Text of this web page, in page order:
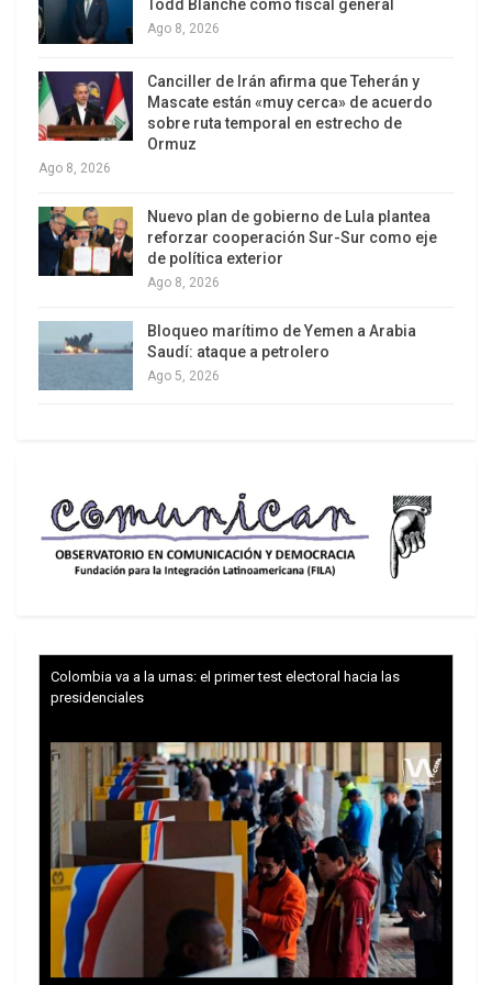
Unidos.
Distinto es Raúl Castro, por todo lo que significa
históricamente para Cuba, que Nicolás Maduro. De
ahí la protección que implementan para
protegerlo.
Mi amigo Abel Prieto es actualmente el presidente
de la Casa de las Américas, fundada
prácticamente en el mismo momento de la
importantes intelectuales latinoamericanos para
juzgar y atribuir los premios de la Casa.
de nosotros guardamos un amor profundo.
La Revolución Cubana fue la revolución de mi
generación. Justo cuando yo completaba 15
años, nos llegaba a Brasil la foto de unos
barbudos, posando como jugadores de fútbol.
Eran los que habían derrotado a un dictador –
Fulgencio Batista– en América Central. El Caribe
no existía todavía para nosotros.
Todd Blanche como fiscal general
Ago 8, 2026
Canciller de Irán afirma que Teherán y
Mascate están «muy cerca» de acuerdo
sobre ruta temporal en estrecho de
Ormuz
Ago 8, 2026
Nuevo plan de gobierno de Lula plantea
reforzar cooperación Sur-Sur como eje
de política exterior
Ago 8, 2026
Bloqueo marítimo de Yemen a Arabia
Saudí: ataque a petrolero
Ago 5, 2026
Colombia va a la urnas: el primer test electoral hacia las
presidenciales